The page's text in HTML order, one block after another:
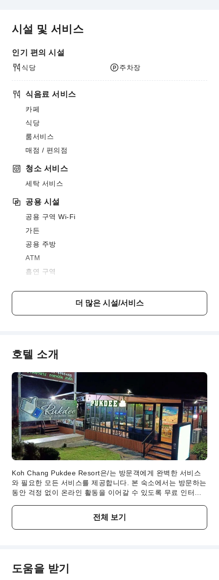
시설 및 서비스
인기 편의 시설
식당 주차장
식음료 서비스
카페
식당
룸서비스
매점 / 편의점
청소 서비스
세탁 서비스
공용 시설
공용 구역 Wi-Fi
가든
공용 주방
ATM
흡연 구역
보안 및 안전
더 많은 시설/서비스
호텔 소개
Koh Chang Pukdee Resort은/는 방문객에게 완벽한 서비스
와 필요한 모든 서비스를 제공합니다. 본 숙소에서는 방문하는
동안 걱정 없이 온라인 활동을 이어갈 수 있도록 무료 인터넷
무료로 주차하실 수 있습니다.숙소에서 제공하는 세탁 서비스
를 활용해 보세요. 옷을 조금만 가져와도 세탁 서비스로 깨끗
하고 산뜻하게 유지하실 수 있습니다.숙소의 룸서비스는 객실
투숙객이 불편을 겪지 않도록 숙소 시설 내에서는 흡연은 금지
전체 보기
도움을 받기